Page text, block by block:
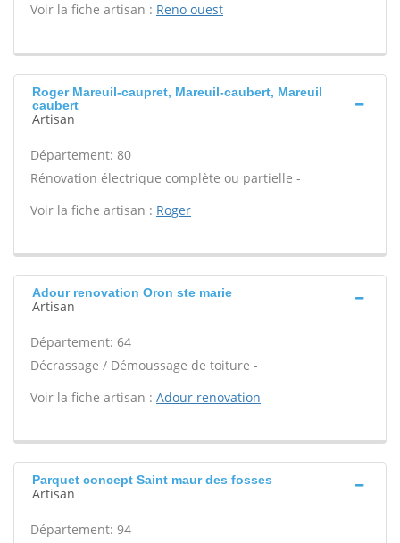
Voir la fiche artisan : Reno ouest
Roger Mareuil-caupret, Mareuil-caubert, Mareuil
caubert
Artisan
Département: 80
Rénovation électrique complète ou partielle -
Voir la fiche artisan : Roger
Adour renovation Oron ste marie
Artisan
Département: 64
Décrassage / Démoussage de toiture -
Voir la fiche artisan : Adour renovation
Parquet concept Saint maur des fosses
Artisan
Département: 94